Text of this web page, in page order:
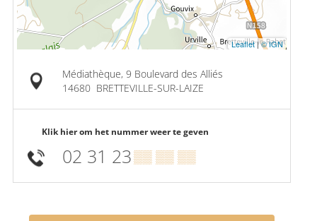
Leaflet|© IGN
Médiathèque, 9 Boulevard des Alliés
14680 BRETTEVILLE-SUR-LAIZE
Klik hier om het nummer weer te geven
02 31 23▒▒ ▒▒ ▒▒